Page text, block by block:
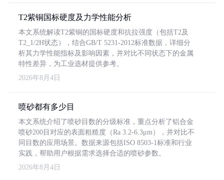
T2紫铜国标硬度及力学性能分析
本文系统解读T2紫铜的国标硬度和抗拉强度（包括T2及
T2_1/2H状态），结合GB/T 5231-2012标准数据，详细分
析其力学性能指标及影响因素，并对比不同状态下的金属
特性差异，为工业选材提供参考。
2026年8月4日
喷砂都有多少目
本文系统介绍了喷砂目数的分级标准，重点分析了铝合金
喷砂200目对应的表面粗糙度（Ra 3.2-6.3μm），并对比不
同目数的应用场景。数据来源包括ISO 8503-1标准和行业
实践，帮助用户根据需求选择合适的喷砂参数。
2026年8月4日